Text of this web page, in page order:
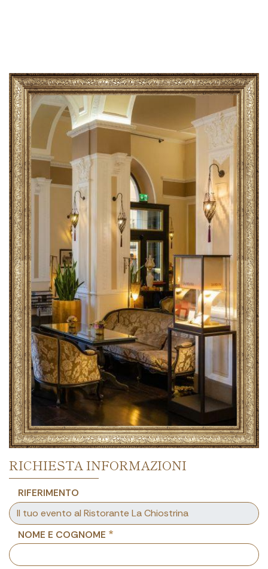
RICHIESTA INFORMAZIONI
RIFERIMENTO
NOME E COGNOME